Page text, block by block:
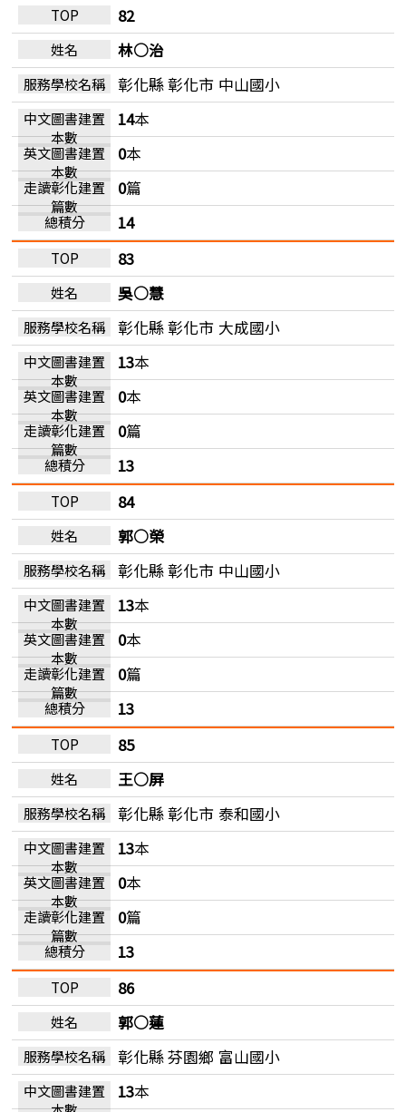
82
林○治
彰化縣 彰化市 中山國小
14本
0本
0篇
14
83
吳○慧
彰化縣 彰化市 大成國小
13本
0本
0篇
13
84
郭○榮
彰化縣 彰化市 中山國小
13本
0本
0篇
13
85
王○屏
彰化縣 彰化市 泰和國小
13本
0本
0篇
13
86
郭○蓮
彰化縣 芬園鄉 富山國小
13本